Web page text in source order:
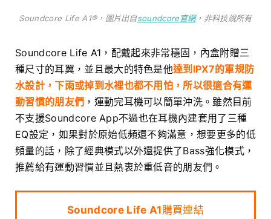
Soundcore Life A1®，圖片出自soundcore官網，非科技說所有
Soundcore Life A1，配戴起來非常穩固，內盒附贈三
種尺寸的耳翼，並且最大的特色是他達到IPX7的軍規防
水設計，下雨或掉到水裡也都不用怕，所以很適合有運
動習慣的朋友們 ，運動完耳機可以簡單沖洗。雖然目前
不支援Soundcore App不過也在耳機內建套用了三種
EQ設定，如果對於原始低頻還不夠滿意，想要更多的低
頻量的話，除了經典模式以外還提供了Bass強化模式，
推薦給有運動習慣並且熱衷於重低音的朋友們。
Soundcore Life A1購買連結